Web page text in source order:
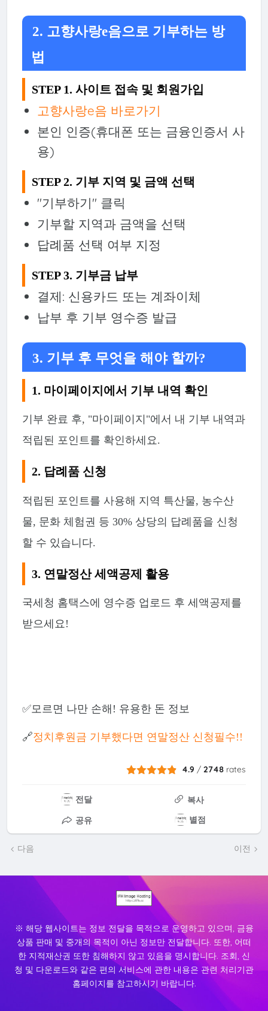
2. 고향사랑e음으로 기부하는 방
법
STEP 1. 사이트 접속 및 회원가입
고향사랑e음 바로가기
본인 인증(휴대폰 또는 금융인증서 사
용)
STEP 2. 기부 지역 및 금액 선택
"기부하기" 클릭
기부할 지역과 금액을 선택
답례품 선택 여부 지정
STEP 3. 기부금 납부
결제: 신용카드 또는 계좌이체
납부 후 기부 영수증 발급
3. 기부 후 무엇을 해야 할까?
1. 마이페이지에서 기부 내역 확인
기부 완료 후, "마이페이지"에서 내 기부 내역과
적립된 포인트를 확인하세요.
2. 답례품 신청
적립된 포인트를 사용해 지역 특산물, 농수산
물, 문화 체험권 등 30% 상당의 답례품을 신청
할 수 있습니다.
3. 연말정산 세액공제 활용
국세청 홈택스에 영수증 업로드 후 세액공제를
받으세요!
✅모르면 나만 손해! 유용한 돈 정보
🔗정치후원금 기부했다면 연말정산 신청필수!!
4.9 /2748 rates
전달
복사
공유
별점
다음 이전
※ 해당 웹사이트는 정보 전달을 목적으로 운영하고 있으며, 금융
상품 판매 및 중개의 목적이 아닌 정보만 전달합니다. 또한, 어떠
한 지적재산권 또한 침해하지 않고 있음을 명시합니다. 조회, 신
청 및 다운로드와 같은 편의 서비스에 관한 내용은 관련 처리기관
홈페이지를 참고하시기 바랍니다.